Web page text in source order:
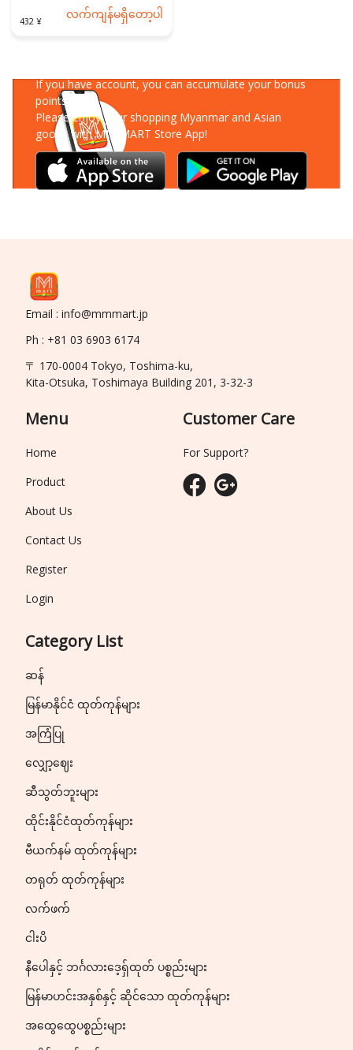
432 ¥ လက်ကျန်မရှိတော့ပါ
If you have account, you can accumulate your bonus
points!
Please enjoy your shopping Myanmar and Asian
goods with MM-MART Store App!
Email : info@mmmart.jp
Ph : +81 03 6903 6174
〒 170-0004 Tokyo, Toshima-ku,
Kita-Otsuka, Toshimaya Building 201, 3-32-3
Menu
Home
Product
About Us
Contact Us
Register
Login
Category List
ဆန်
မြန်မာနိုင်ငံ ထုတ်ကုန်များ
အကြံပြု
လျှော့ဈေး
ဆီသွတ်ဘူးများ
ထိုင်းနိုင်ငံထုတ်ကုန်များ
ဗီယက်နမ် ထုတ်ကုန်များ
တရုတ် ထုတ်ကုန်များ
လက်ဖက်
ငါးပိ
နီပေါနှင့် ဘင်္ဂလားဒေ့ရှ်ထုတ် ပစ္စည်းများ
မြန်မာဟင်းအနှစ်နှင့် ဆိုင်သော ထုတ်ကုန်များ
အထွေထွေပစ္စည်းများ
Customer Care
For Support?